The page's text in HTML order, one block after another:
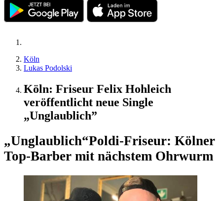
Köln
Lukas Podolski
Köln: Friseur Felix Hohleich
veröffentlicht neue Single
„Unglaublich”
„Unglaublich“Poldi-Friseur: Kölner
Top-Barber mit nächstem Ohrwurm